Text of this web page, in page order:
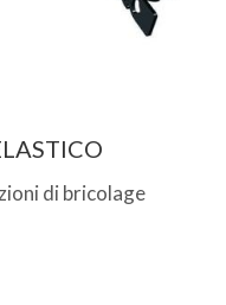
di bricolage